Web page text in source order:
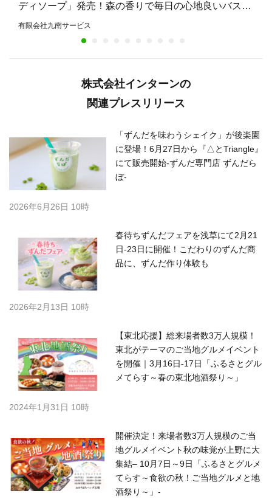
ディソープ」発売！森の香りで毎日の心地良いバスタ
イムを提案
有限会社九南サービス
株式会社インターンの
関連プレスリリース
「ずんだを味わうシェイク」が後楽園
に登場！6月27日から『△とTriangle』
にて販売開始-ずんだ専門店 ずんだら
ぼ-
2026年6月26日 10時
春待ちずんだフェアを浅草にて2月21
日-23日に開催！こだわりのずんだ商
品に、ずんだ作り体験も
2026年2月13日 10時
【東北応援】総来場者数3万人規模！
東北がテーマのご当地グルメイベント
を開催｜3月16日-17日「ふるさとグル
メてらす～春の東北地酒祭り～」
2024年1月31日 10時
開催決定！来場者数3万人規模のご当
地グルメイベント秋の味覚が上野に大
集結– 10月7日～9日「ふるさとグルメ
てらす～食欲の秋！ご当地グルメと地
酒祭り～」-